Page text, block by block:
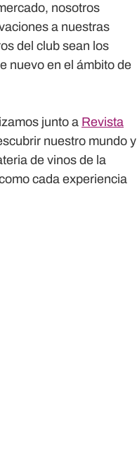
nosotros
a nuestras
del club sean los
nuevo en el ámbito de
junto a Revista
nuestro mundo y
de vinos de la
cada experiencia